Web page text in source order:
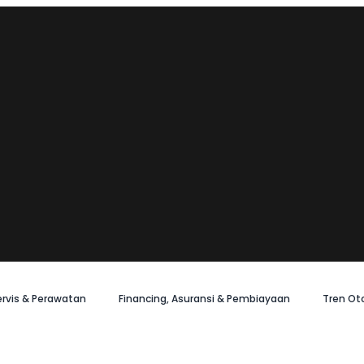
& Perawatan Financing, Asuransi & Pembiayaan Tren